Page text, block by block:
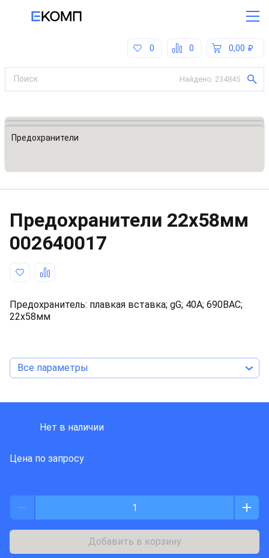
0,00
0
0
Найдено: 234845
Все категории
Предохранители, ограничители напряжения
Предохранители
Предохранители 22x58мм
002640017
Предохранитель: плавкая вставка; gG; 40А; 690ВAC;
22x58мм
Все параметры
Нет в наличии
Цена по запросу
Добавить в корзину